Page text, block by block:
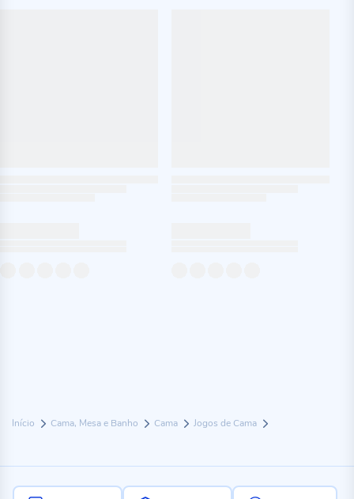
Início Cama, Mesa e Banho Cama Jogos de Cama